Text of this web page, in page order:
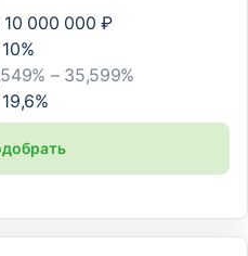
10 000 000 ₽
10%
– 35,599%
19,6%